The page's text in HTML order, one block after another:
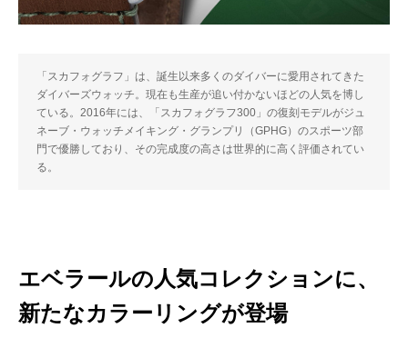
「スカフォグラフ」は、誕生以来多くのダイバーに愛用されてきた
ダイバーズウォッチ。現在も生産が追い付かないほどの人気を博し
ている。2016年には、「スカフォグラフ300」の復刻モデルがジュ
ネーブ・ウォッチメイキング・グランプリ（GPHG）のスポーツ部
門で優勝しており、その完成度の高さは世界的に高く評価されてい
る。
エベラールの人気コレクションに、
新たなカラーリングが登場